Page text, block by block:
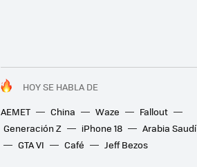
HOY SE HABLA DE
AEMET
China Waze
Fallout
Generación Z
iPhone 18
Arabia Saudí
GTA VI
Café Jeff Bezos